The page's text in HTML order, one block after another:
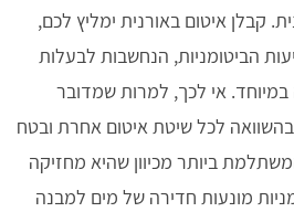
קבלן איטום באורנית ימליץ לכם,
הביטומניות, הנחשבות לבעלות
אי לכך, למרות שמדובר
לכל שיטת איטום אחרת ובטח
ביותר מכיוון שהיא מחזיקה
מונעות חדירה של מים למבנה